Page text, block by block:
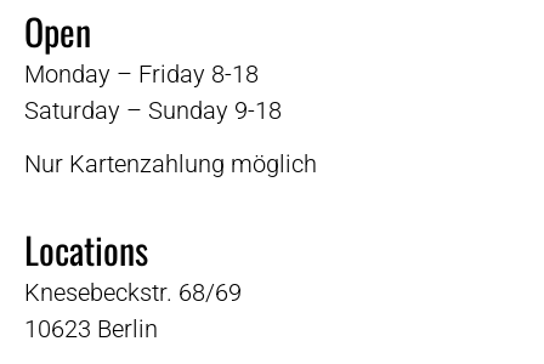
Open
Monday – Friday 8-18
Saturday – Sunday 9-18
Nur Kartenzahlung möglich
Locations
Knesebeckstr. 68/69
10623 Berlin